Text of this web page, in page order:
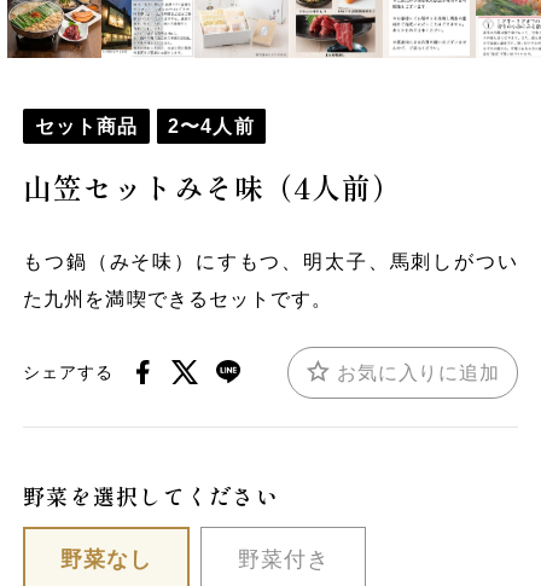
セット商品 2〜4人前
山笠セットみそ味（4人前）
もつ鍋（みそ味）にすもつ、明太子、馬刺しがつい
た九州を満喫できるセットです。
シェアする お気に入りに追加
野菜を選択してください
野菜なし 野菜付き